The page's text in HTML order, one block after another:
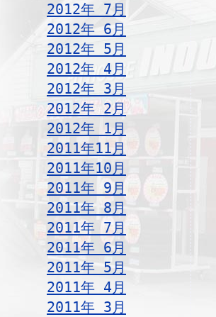
2012年 7月
2012年 6月
2012年 5月
2012年 4月
2012年 3月
2012年 2月
2012年 1月
2011年11月
2011年10月
2011年 9月
2011年 8月
2011年 7月
2011年 6月
2011年 5月
2011年 4月
2011年 3月